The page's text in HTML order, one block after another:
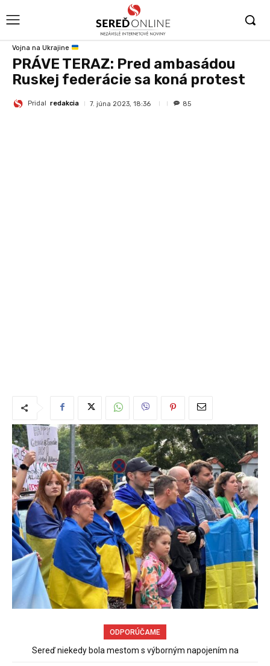
Vojna na Ukrajine
PRÁVE TERAZ: Pred ambasádou
Ruskej federácie sa koná protest
Pridal redakcia 7. júna 2023, 18:36 85
ODPORÚČAME
Sereď niekedy bola mestom s výborným napojením na